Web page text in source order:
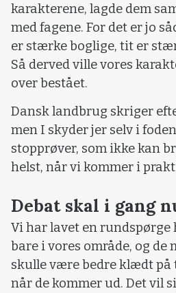
karakterene, lagde dem
med fagene. For det er jo
er stærke boglige, tit er
Så derved ville vores
over bestået.
Dansk landbrug skriger
men I skyder jer selv i
stopprøver, som ikke kan
helst, når vi kommer i
Debat skal i gang
Vi har lavet en rundspørge
bare i vores område, og de
skulle være bedre klædt på
når de kommer ud. Det vil